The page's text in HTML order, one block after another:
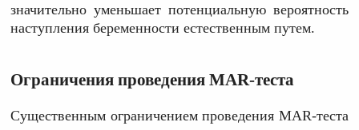
значительно уменьшает потенциальную вероятность
наступления беременности естественным путем.
Ограничения проведения MAR-теста
Существенным ограничением проведения MAR-теста